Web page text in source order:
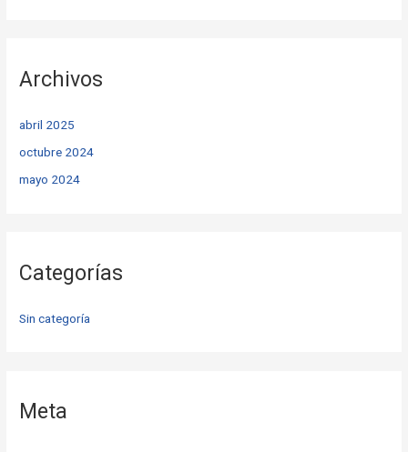
Archivos
abril 2025
octubre 2024
mayo 2024
Categorías
Sin categoría
Meta